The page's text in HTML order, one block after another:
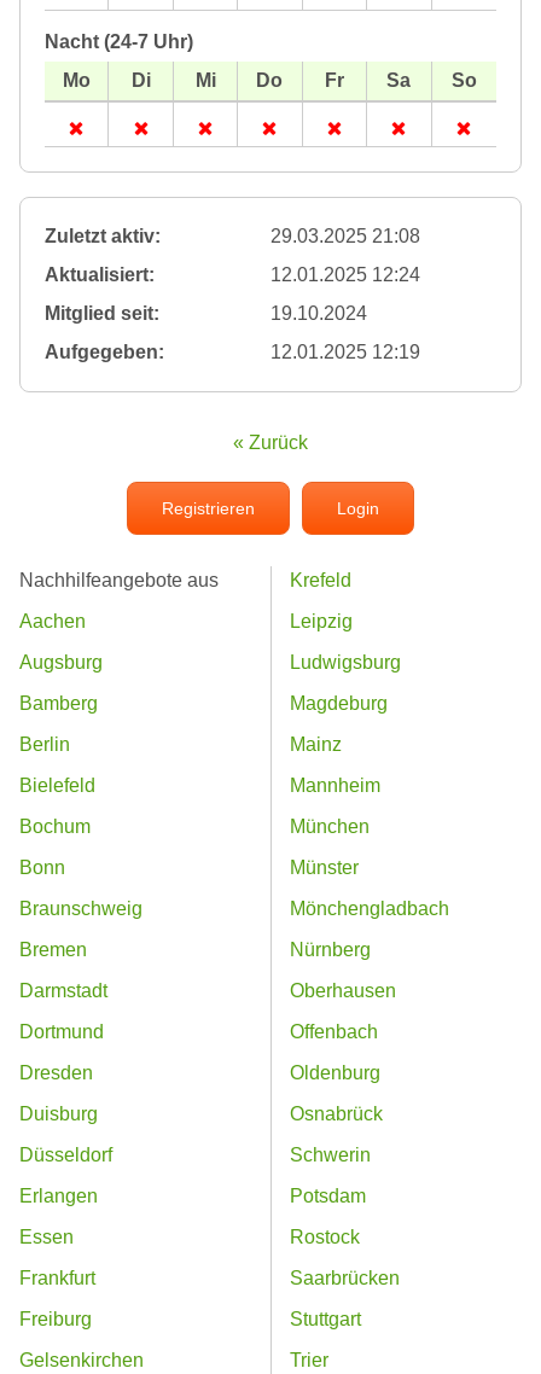
Nacht (24-7 Uhr)
Zuletzt aktiv:
29.03.2025 21:08
Aktualisiert:
12.01.2025 12:24
Mitglied seit:
19.10.2024
Aufgegeben:
12.01.2025 12:19
« Zurück
Registrieren Login
Nachhilfeangebote aus
Aachen
Augsburg
Bamberg
Berlin
Bielefeld
Bochum
Bonn
Braunschweig
Bremen
Darmstadt
Dortmund
Dresden
Duisburg
Düsseldorf
Erlangen
Essen
Frankfurt
Freiburg
Gelsenkirchen
Krefeld
Leipzig
Ludwigsburg
Magdeburg
Mainz
Mannheim
München
Münster
Mönchengladbach
Nürnberg
Oberhausen
Offenbach
Oldenburg
Osnabrück
Schwerin
Potsdam
Rostock
Saarbrücken
Stuttgart
Trier